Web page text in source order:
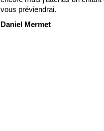
vous préviendrai.
Daniel Mermet